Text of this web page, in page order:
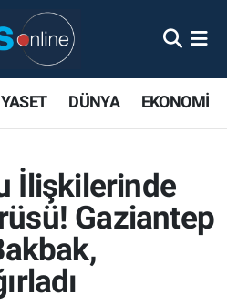
DÜNYA EKONOMİ
İlişkilerinde
Gaziantep